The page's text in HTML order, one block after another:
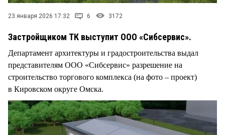
23 января 2026 17:32 6 3172
Застройщиком ТК выступит ООО «Сибсервис».
Департамент архитектуры и градостроительства выдал
представителям ООО «Сибсервис» разрешение на
строительство торгового комплекса (на фото – проект)
в Кировском округе Омска.